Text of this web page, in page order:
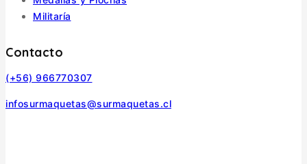
Militaría
Contacto
(+56) 966770307
infosurmaquetas@surmaquetas.cl